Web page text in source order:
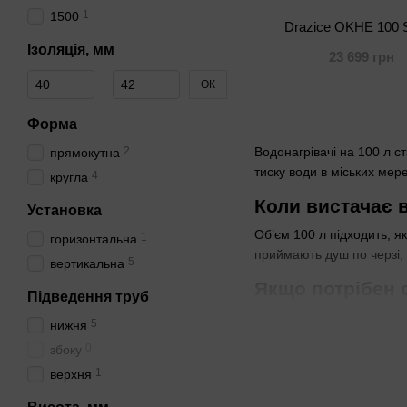
Водонагрівачі на 100 л
тиску води в міських
Коли вистачає
Об’єм 100 л підходить,
приймають душ по черзі,
Сухий ТЕН не
сусідніх будинках
Для яких
Drazice OKHE 100
23 699 грн
1500 1
Ізоляція, мм
Від Ізоляція, мм
До Ізоляція, мм ОК
Форма
прямокутна 2
кругла 4
Установка
горизонтальна 1
вертикальна 5
Підведення труб
нижня 5
збоку
верхня 1